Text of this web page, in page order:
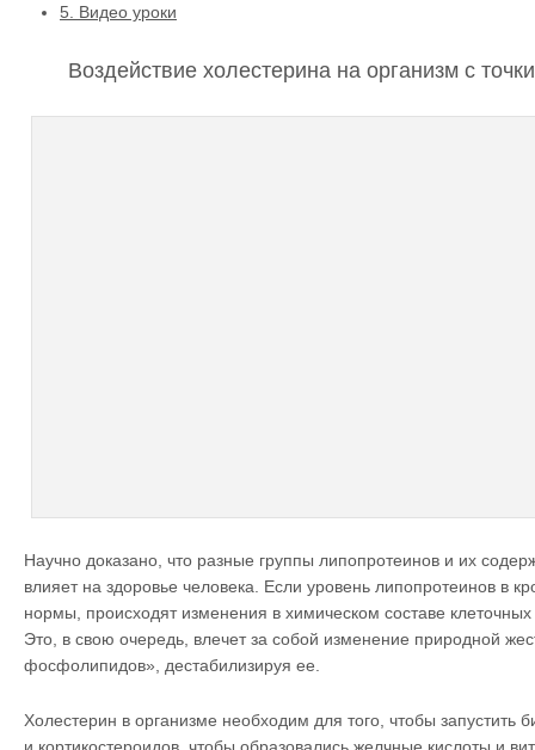
5.
Видео уроки
Воздействие холестерина на организм с
Научно доказано, что разные группы липопротеинов и их
влияет на здоровье человека. Если уровень липопротеинов в
нормы, происходят изменения в химическом составе
Это, в свою очередь, влечет за собой изменение природной
фосфолипидов», дестабилизируя ее.
Холестерин в организме необходим для того, чтобы запустить